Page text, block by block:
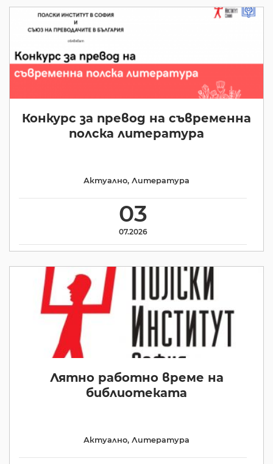
Конкурс за превод на съвременна
полска литература
03
07.2026
Актуално, Литература
Лятно работно време на
библиотеката
Актуално, Литература